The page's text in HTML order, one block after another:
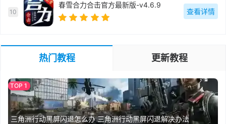
10
春雪合力合击官方最新版-v4.6.9
查看详情
热门教程 更新教程
三角洲行动黑屏闪退怎么办 三角洲行动黑屏闪退解决办法